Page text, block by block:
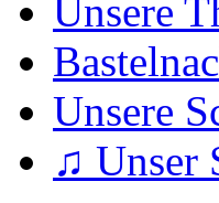
Unsere
Unsere
♫ Unser